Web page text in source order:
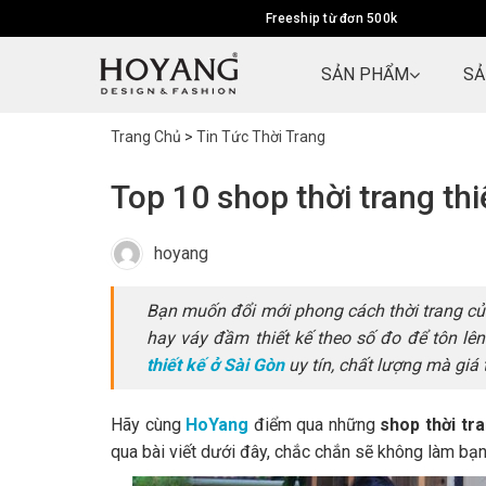
Freeship từ đơn 500k
SẢN PHẨM
Trang Chủ > Tin Tức Thời Trang
Top 10 shop thời trang
hoyang
Bạn muốn đổi mới phong cách thời trang
hay váy đầm thiết kế theo số đo để tôn
thiết kế ở Sài Gònuy tín, chất lượng mà giá
Hãy cùng HoYang điểm qua những shop thời
qua bài viết dưới đây, chắc chắn sẽ không làm
những người
lựa chọn quần
khi biết đến shop
Tư vấn cho khách nhiệt tình, ship
hàng cực nhanh (1,5 ngày cho
khoảng cách SG - HN), 5 sao cho